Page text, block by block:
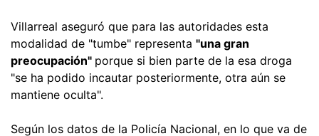
Villarreal aseguró que para las autoridades esta
modalidad de "tumbe" representa "una gran
preocupación" porque si bien parte de la esa droga
"se ha podido incautar posteriormente, otra aún se
mantiene oculta".
Según los datos de la Policía Nacional, en lo que va de